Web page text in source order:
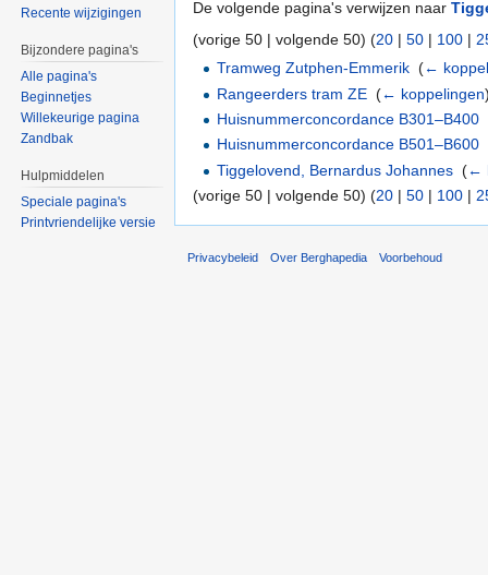
De volgende pagina's verwijzen naar
(vorige 50 | volgende 50) (20 | 50 | 100 |
Tramweg Zutphen-Emmerik ‎(←
Rangeerders tram ZE ‎(← koppelingen
Huisnummerconcordance B301–B400
Huisnummerconcordance B501–B600
Tiggelovend, Bernardus Johannes ‎(←
(vorige 50 | volgende 50) (20 | 50 | 100 |
Recente wijzigingen
Bijzondere pagina's
Alle pagina's
Beginnetjes
Willekeurige pagina
Zandbak
Hulpmiddelen
Speciale pagina's
Printvriendelijke versie
Privacybeleid Over Berghapedia Voorbehoud